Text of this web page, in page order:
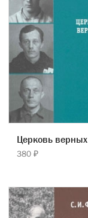
Церковь верных
380 ₽